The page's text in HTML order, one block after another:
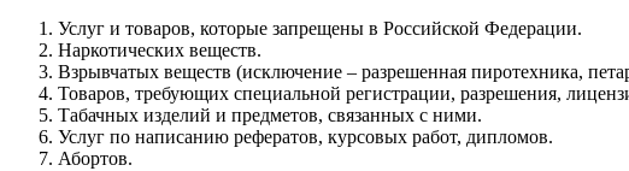
Услуг и товаров, которые запрещены в Российской Федерации.
Наркотических веществ.
Взрывчатых веществ (исключение – разрешенная пиротехника,
Товаров, требующих специальной регистрации, разрешения,
Табачных изделий и предметов, связанных с ними.
Услуг по написанию рефератов, курсовых работ, дипломов.
Абортов.